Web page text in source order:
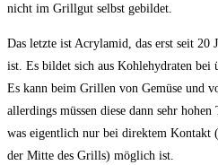
nicht im Grillgut selbst gebildet.
Das letzte ist Acrylamid, das erst seit 20
ist. Es bildet sich aus Kohlehydraten bei
Es kann beim Grillen von Gemüse und
allerdings müssen diese dann sehr hohen
was eigentlich nur bei direktem
der Mitte des Grills) möglich ist.